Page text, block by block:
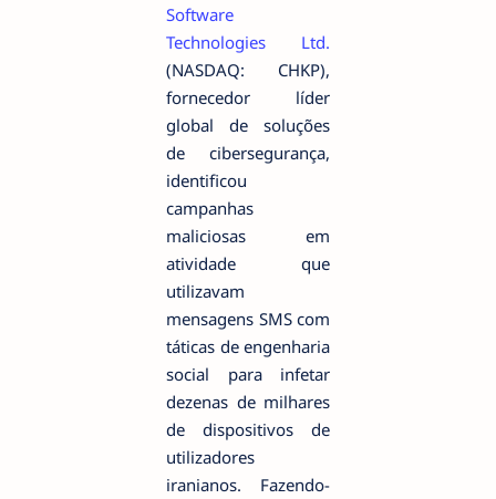
Software
Technologies Ltd.
(NASDAQ: CHKP),
fornecedor líder
global de soluções
de cibersegurança,
identificou
campanhas
maliciosas em
atividade que
utilizavam
mensagens SMS com
táticas de engenharia
social para infetar
dezenas de milhares
de dispositivos de
utilizadores
iranianos. Fazendo-